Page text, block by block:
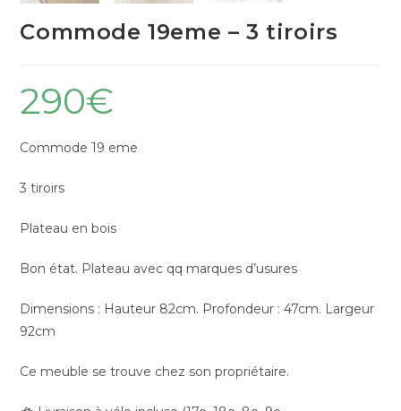
Commode 19eme – 3 tiroirs
290€
Commode 19 eme
3 tiroirs
Plateau en bois
Bon état. Plateau avec qq marques d’usures
Dimensions : Hauteur 82cm. Profondeur : 47cm. Largeur
92cm
Ce meuble se trouve chez son propriétaire.